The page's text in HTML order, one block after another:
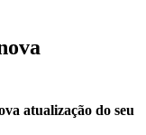
atualização do seu